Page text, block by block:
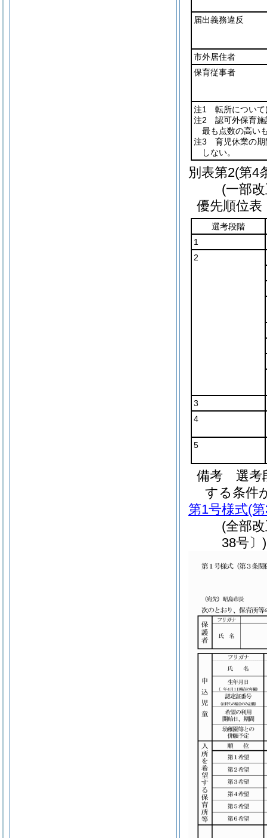
届出義務違反
市外居住者
保育従事者
注1 転所について
注2 認可外保育施
最も点数の高い
注3 育児休業の期
しない。
別表第2(第4
(一部
優先順位表
選考段階
1
2
3
4
5
備考 選考
する条件
第1号様式(
(全部
38号〕)